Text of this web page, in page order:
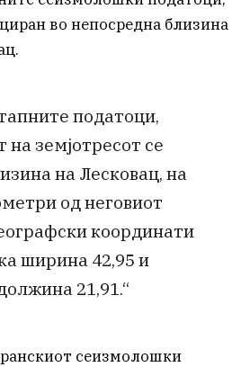
во непосредна близина
податоци,
на земјотресот се
на Лесковац, на
од неговиот
координати
ширина 42,95 и
21,91.“
сеизмолошки